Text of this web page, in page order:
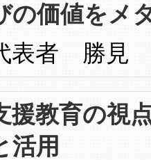
の価値をメ
表者 勝見
援教育の視
活用